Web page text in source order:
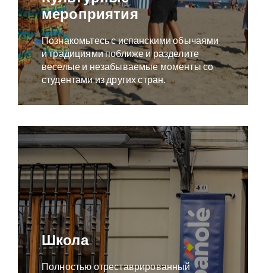
мероприятия
Познакомьтесь с испанскими обычаями
и традициями поближе и разделите
веселые и незабываемые моменты со
студентами из других стран.
Школа
Полностью отреставрированный